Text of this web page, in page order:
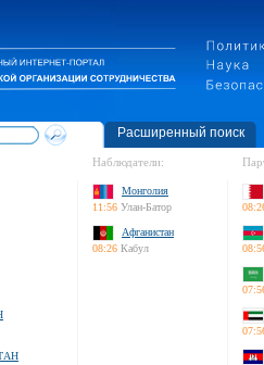
Расширенный поиск
Наблюдатели:
Монголия
11:56 Улан-Батор
Афганистан
08:26 Кабул